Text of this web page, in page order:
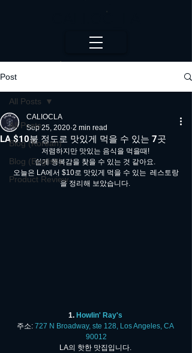
Post
All Posts
Blog (Korean)
Blog (English)
Product Review
All Posts
LA $10불 정도로 맛있게 먹을 수 있는 7곳
CALIOCLA
Sep 25, 2020 2 min read
저렴하지만 맛있는 음식을 먹을때!
쉽게 행복감을 찾을 수 있는 것 같아요.
오늘은 LA에서 $10로 맛있게 먹을 수 있는  레스토랑
을 정리해 보았습니다.
1. Howlin' Ray's
주소: 727 N Broadway, ste 128, Los Angeles, CA
90012
LA의 핫한 맛집입니다.